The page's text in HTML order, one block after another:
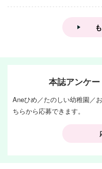
本誌アンケ
Aneひめ／たのしい幼稚園／
ちらから応募できます。